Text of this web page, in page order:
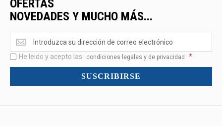
OFERTAS
NOVEDADES Y MUCHO MÁS...
Ofertas
<br>Novedades
y
mucho
He leido y acepto las condiciones legales y de privacidad *
SUSCRIBIRSE